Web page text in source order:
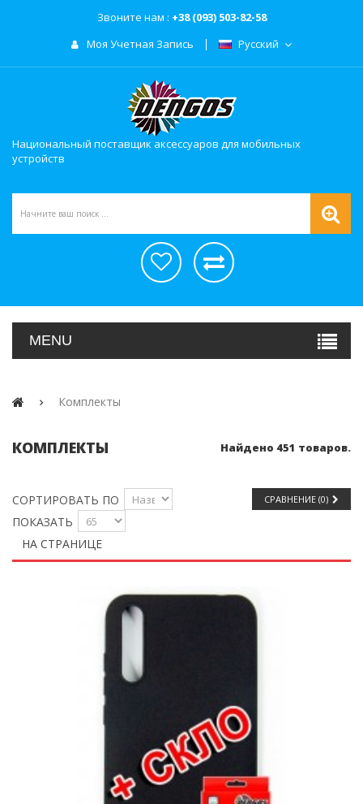
Звоните нам : +38 (093) 503-82-58
Моя Учетная Запись
Русский
Национальный поставщик аксессуаров для мобильных
устройств
MENU
Комплекты
КОМПЛЕКТЫ Найдено 451 товаров.
СРАВНЕНИЕ (0)
СОРТИРОВАТЬ ПО
ПОКАЗАТЬ
НА СТРАНИЦЕ